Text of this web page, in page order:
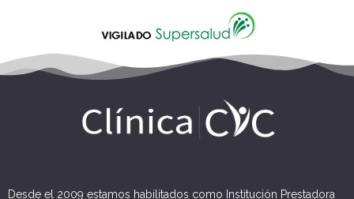
Desde el 2009 estamos habilitados como Institución Prestadora